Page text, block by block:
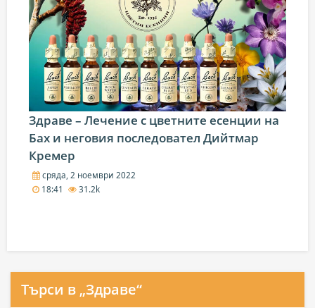
Здраве – Лечение с цветните есенции на
Бах и неговия последовател Дийтмар
Кремер
сряда, 2 ноември 2022
18:41
31.2k
Търси в „Здраве“